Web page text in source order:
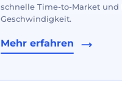
schnelle Time-to-Market
Geschwindigkeit.
Mehr erfahren